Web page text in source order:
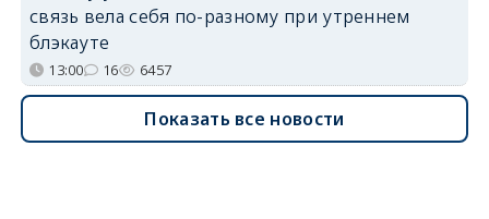
связь вела себя по-разному при утреннем
блэкауте
13:00 16 6457
Показать все новости